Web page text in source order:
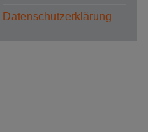
Datenschutzerklärung